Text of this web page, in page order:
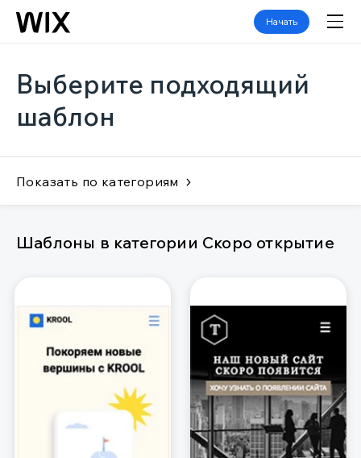
Начать
Выберите подходящий
шаблон
Показать по категориям
Шаблоны в категории Скоро открытие